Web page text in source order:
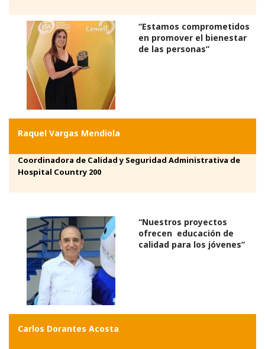
“Estamos comprometidos
en promover el bienestar
de las personas”
Raquel Vargas Mendiola
Coordinadora de Calidad y Seguridad Administrativa de
Hospital Country 200
“Nuestros proyectos
ofrecen educación de
calidad para los jóvenes”
Carlos Dorantes Acosta